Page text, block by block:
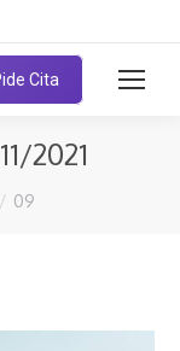
Cita
2021
09